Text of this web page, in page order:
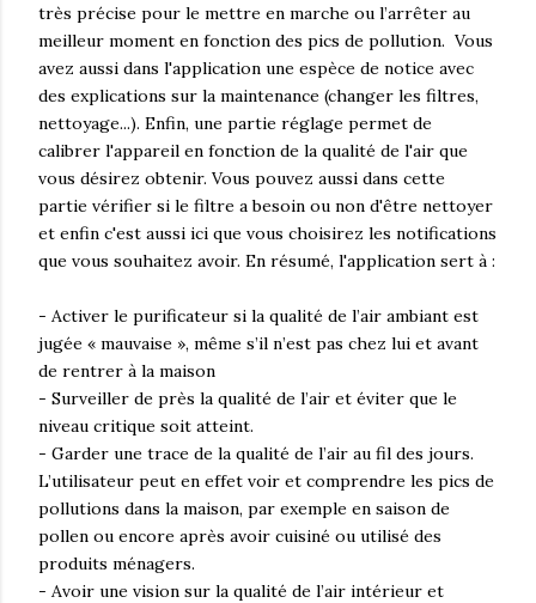
très précise pour le mettre en marche ou l’arrêter au
meilleur moment en fonction des pics de pollution. Vous
avez aussi dans l'application une espèce de notice avec
des explications sur la maintenance (changer les filtres,
nettoyage...). Enfin, une partie réglage permet de
calibrer l'appareil en fonction de la qualité de l'air que
vous désirez obtenir. Vous pouvez aussi dans cette
partie vérifier si le filtre a besoin ou non d'être nettoyer
et enfin c'est aussi ici que vous choisirez les notifications
que vous souhaitez avoir. En résumé, l'application sert à :
- Activer le purificateur si la qualité de l’air ambiant est
jugée « mauvaise », même s’il n’est pas chez lui et avant
de rentrer à la maison
- Surveiller de près la qualité de l’air et éviter que le
niveau critique soit atteint.
- Garder une trace de la qualité de l’air au fil des jours.
L’utilisateur peut en effet voir et comprendre les pics de
pollutions dans la maison, par exemple en saison de
pollen ou encore après avoir cuisiné ou utilisé des
produits ménagers.
- Avoir une vision sur la qualité de l’air intérieur et